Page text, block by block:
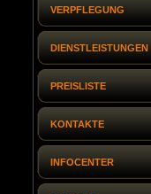
VERPFLEGUNG
DIENSTLEISTUNGEN
PREISLISTE
KONTAKTE
INFOCENTER